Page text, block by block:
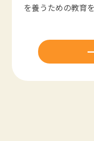
を養うための教育